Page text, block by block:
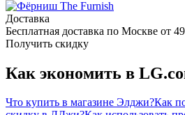
The Furnish
Доставка
Бесплатная доставка по Москве от
Получить скидку
Как экономить в
Что купить в магазине Элджи?Как